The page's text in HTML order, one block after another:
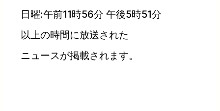
日曜:午前11時56分 午後5時51分
以上の時間に放送された
ニュースが掲載されます。